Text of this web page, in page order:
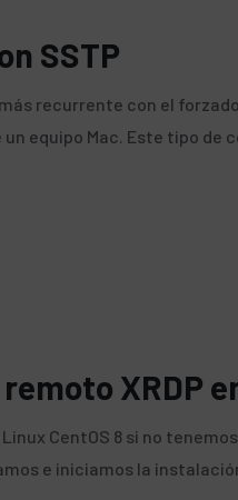
SSTP
recurrente con el
equipo Mac. Este tipo de
XRDP
CentOS 8 si no
e iniciamos la